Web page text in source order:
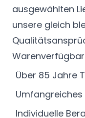
ausgewählten
unsere gleich
Über 85 Jahre
Individuelle